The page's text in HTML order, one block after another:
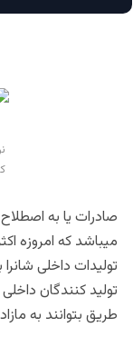
صادرات یا به
میباشد که امروزه
تولیدات داخلی
تولید کنندگان
طریق بتوانند به